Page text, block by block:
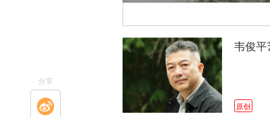
韦俊
原创
分享